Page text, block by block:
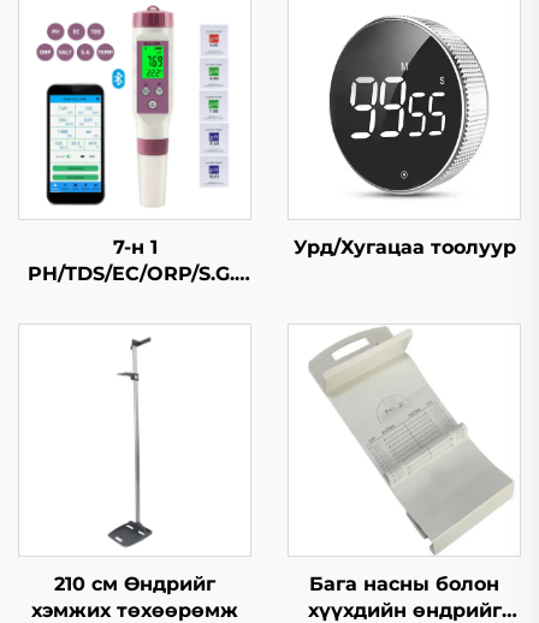
7-н 1
PH/TDS/EC/ORP/S.G./
Bluetooth усны чанар
шалгагч
Урд/Хугацаа тоолуур
210 см Өндрийг
хэмжих төхөөрөмж
Бага насны болон
хүүхдийн өндрийг